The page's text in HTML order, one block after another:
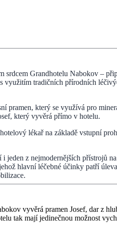
srdcem Grandhotelu Nabokov –
využitím tradičních přírodních
pramen, který se využívá pro
který vyvěrá přímo v hotelu.
lékař na základě vstupní
jeden z nejmodernějších přístrojů
hlavní léčebné účinky patří
vyvěrá pramen Josef, dar z
tak mají jedinečnou možnost